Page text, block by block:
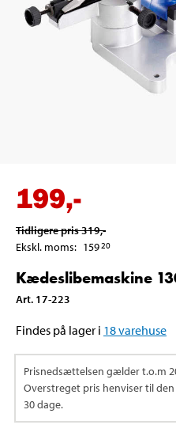
199,-
Tidligere pris319,-
Ekskl. moms: 15920
Kædeslibemaskine
Art. 17-223
Findes på lager i 18varehuse
Prisnedsættelsen gælder t.o.m
Overstreget pris henviser til
30 dage.